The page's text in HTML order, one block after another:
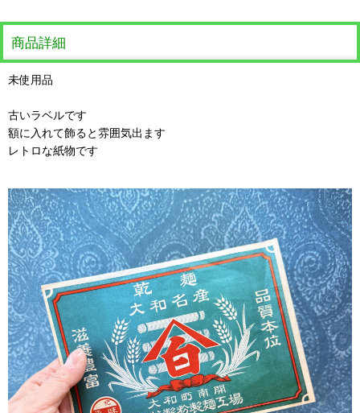
商品詳細
未使用品
古いラベルです
額に入れて飾ると雰囲気出ます
レトロな紙物です